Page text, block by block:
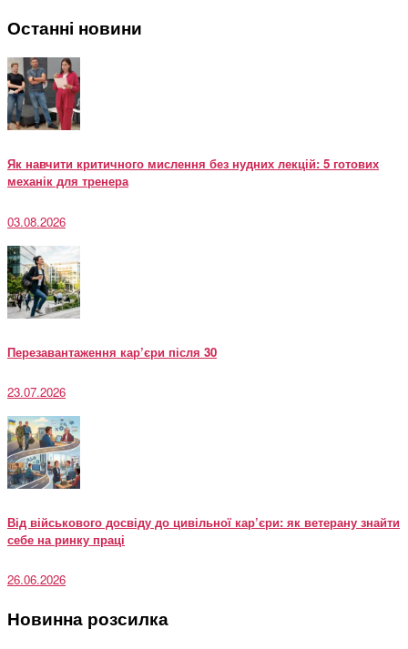
Останні новини
Як навчити критичного мислення без нудних лекцій: 5 готових
механік для тренера
03.08.2026
Перезавантаження кар’єри після 30
23.07.2026
Від військового досвіду до цивільної кар’єри: як ветерану знайти
себе на ринку праці
26.06.2026
Новинна розсилка